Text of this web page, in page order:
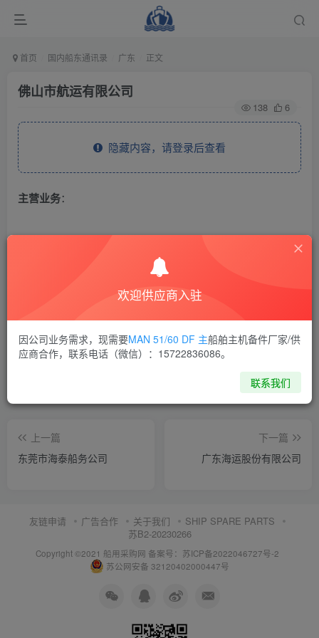
首页 国内船东通讯录 广东 正文
佛山市航运有限公司
138 6
隐藏内容，请登录后查看
主营业务：
THE END
喜欢就支持一下吧
上一篇
东莞市海泰船务公司
下一篇
广东海运股份有限公司
友链申请 广告合作 关于我们
SHIP SPARE PARTS
苏B2-20230266
Copyright ©2021 船用采购网 备案号：苏ICP备2022046727号-2
苏公网安备 32120402000447号
欢迎供应商入驻
因公司业务需求，现需要MAN 51/60 DF 主船舶主机备件厂家/供
应商合作，联系电话（微信）：15722836086。
联系我们